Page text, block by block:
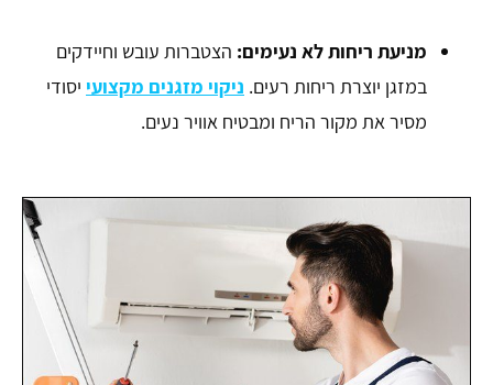
מניעת ריחות לא נעימים: הצטברות עובש וחיידקים
במזגן יוצרת ריחות רעים. ניקוי מזגנים מקצועי יסודי
מסיר את מקור הריח ומבטיח אוויר נעים.